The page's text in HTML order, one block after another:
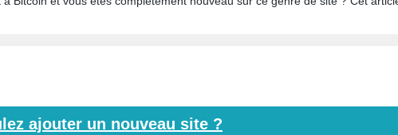
ajouter un nouveau site ?